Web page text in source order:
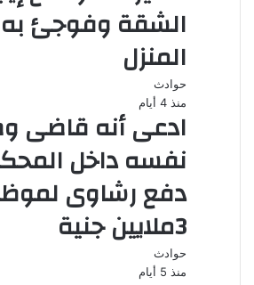
الشقة وفوجئ
المنزل
حوادث
منذ 4 أيام
ادعى أنه قاضى
نفسه داخل
دفع رشاوى
3ملايين جنية
حوادث
منذ 5 أيام